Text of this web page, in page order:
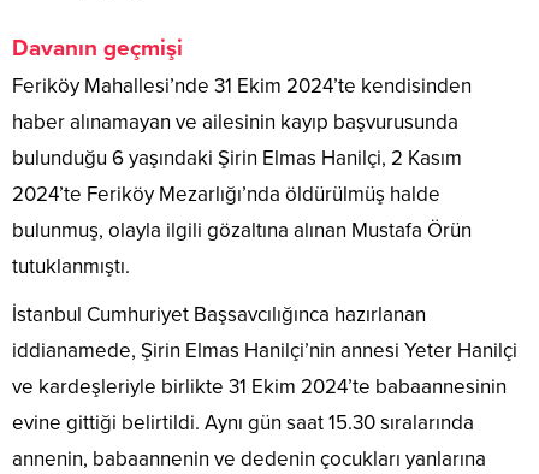
Davanın geçmişi
Feriköy Mahallesi’nde 31 Ekim 2024’te kendisinden
haber alınamayan ve ailesinin kayıp başvurusunda
bulunduğu 6 yaşındaki Şirin Elmas Hanilçi, 2 Kasım
2024’te Feriköy Mezarlığı’nda öldürülmüş halde
bulunmuş, olayla ilgili gözaltına alınan Mustafa Örün
tutuklanmıştı.
İstanbul Cumhuriyet Başsavcılığınca hazırlanan
iddianamede, Şirin Elmas Hanilçi’nin annesi Yeter Hanilçi
ve kardeşleriyle birlikte 31 Ekim 2024’te babaannesinin
evine gittiği belirtildi. Aynı gün saat 15.30 sıralarında
annenin, babaannenin ve dedenin çocukları yanlarına